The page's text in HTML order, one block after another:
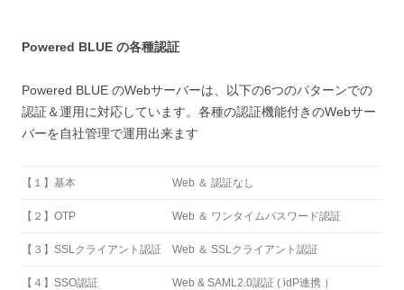
Powered BLUE の各種認証
Powered BLUE のWebサーバーは、以下の6つのパターンでの
認証＆運用に対応しています。各種の認証機能付きのWebサー
バーを自社管理で運用出来ます
【１】基本 Web ＆ 認証なし
【２】OTP Web ＆ ワンタイムパスワード認証
【３】SSLクライアント認証 Web ＆ SSLクライアント認証
【４】SSO認証 Web & SAML2.0認証 ( idP連携 ）